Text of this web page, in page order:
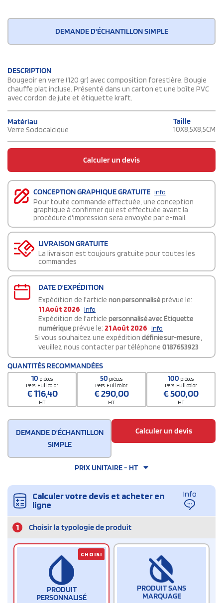
DEMANDE D'ÉCHANTILLON SIMPLE
DESCRIPTION
Bougeoir en verre (120 gr) avec composition forestière. Bougie
chauffe plat incluse. Présenté dans un carton et une boîte PVC
avec cordon de jute et étiquette kraft.
Matériau
Verre Sodocalcique
Taille
10X8,5X8,5CM
Calculer un devis
CONCEPTION GRAPHIQUE GRATUITE info
Pour toute commande effectuée, une conception
graphique à confirmer qui est effectuée avant la
procédure d'impression sera envoyée par e-mail.
LIVRAISON GRATUITE
La livraison est toujours gratuite pour toutes les
commandes
DATE D'EXPÉDITION
Expédition de l'article non personnaliséprévue le:
11 Août 2026 info
Expédition de l'article personnalisé avec Étiquette
numériqueprévue le: 21 Août 2026 info
Si vous souhaitez une expédition définie sur-mesure,
veuillez nous contacter par téléphone 0187653923
QUANTITÉS RECOMMANDÉES
10 pièces
Pers. Full color
€116,40
HT
50 pièces
Pers. Full color
€290,00
HT
100 pièces
Pers. Full color
€500,00
HT
DEMANDE D'ÉCHANTILLON
SIMPLE
Calculer un devis
PRIX UNITAIRE - HT
Calculer votre devis et acheter en
ligne
Info
1 Choisir la typologie de produit
PRODUIT
PERSONNALISÉ
CHOISI
PRODUIT SANS
MARQUAGE